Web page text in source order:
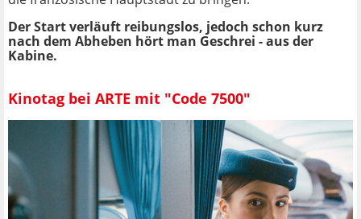
Der Start verläuft reibungslos, jedoch schon kurz
nach dem Abheben hört man Geschrei - aus der
Kabine.
Kinotag bei ARTE mit "Code 7500"